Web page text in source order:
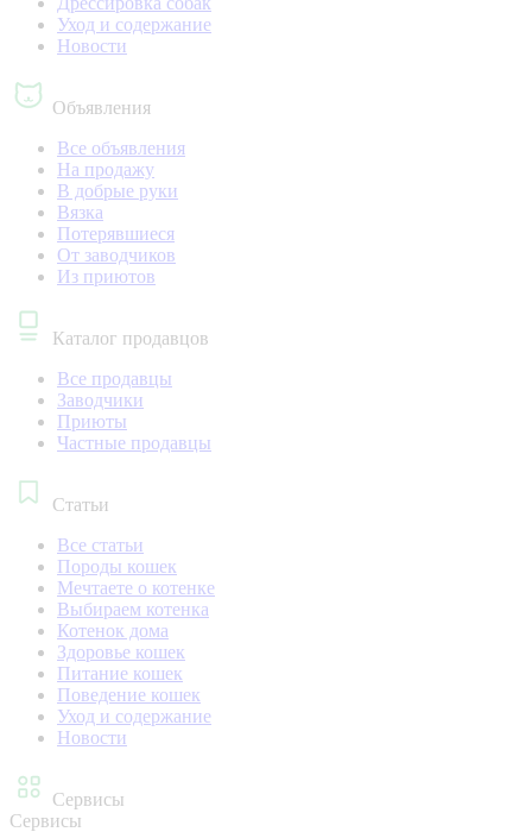
Уход и содержание
Новости
Объявления
Все объявления
На продажу
В добрые руки
Вязка
Потерявшиеся
От заводчиков
Из приютов
Каталог продавцов
Все продавцы
Заводчики
Приюты
Частные продавцы
Статьи
Все статьи
Породы кошек
Мечтаете о котенке
Выбираем котенка
Котенок дома
Здоровье кошек
Питание кошек
Поведение кошек
Уход и содержание
Новости
Сервисы
Сервисы